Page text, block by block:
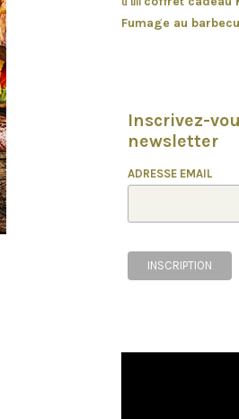
Fumage au
Inscrivez-
newsletter
ADRESSE EMAIL